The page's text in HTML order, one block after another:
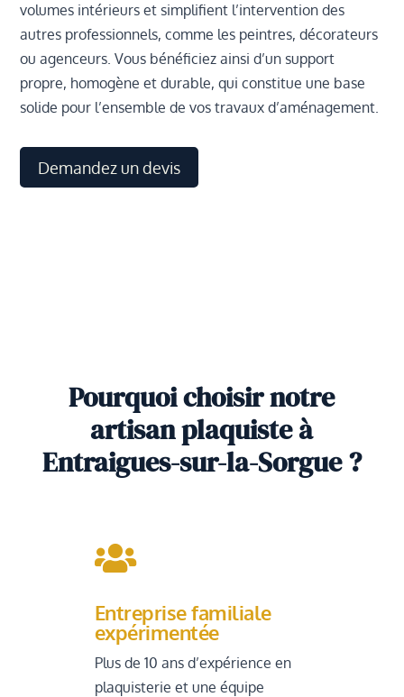
volumes intérieurs et simplifient l’intervention des
autres professionnels, comme les peintres, décorateurs
ou agenceurs. Vous bénéficiez ainsi d’un support
propre, homogène et durable, qui constitue une base
solide pour l’ensemble de vos travaux d’aménagement.
Demandez un devis
Pourquoi choisir notre
artisan plaquiste à
Entraigues-sur-la-Sorgue ?

Entreprise familiale
expérimentée
Plus de 10 ans d’expérience en
plaquisterie et une équipe